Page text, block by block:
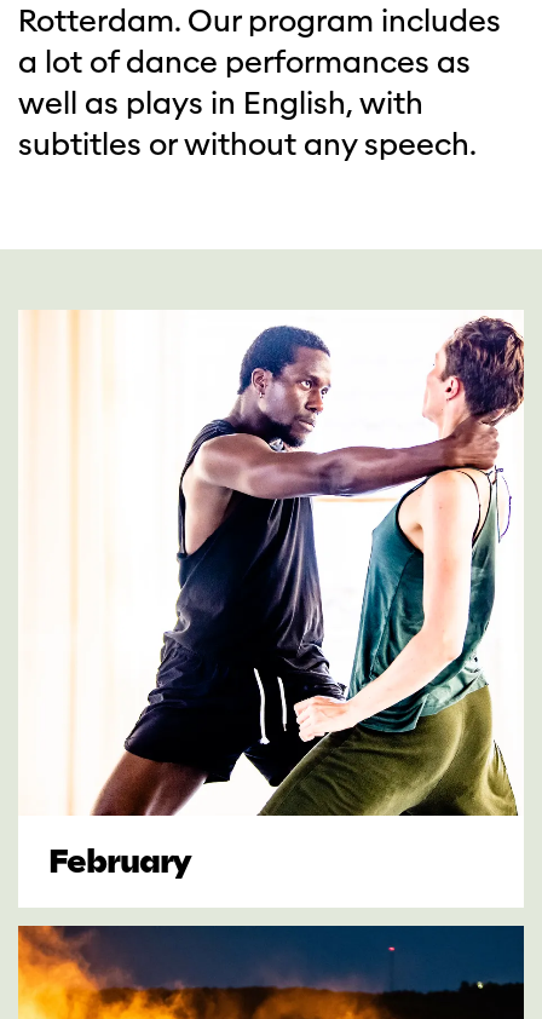
Rotterdam. Our program includes
a lot of dance performances as
well as plays in English, with
subtitles or without any speech.
February